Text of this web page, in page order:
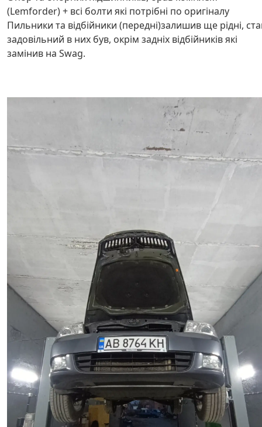
(Lemforder) + всі болти які потрібні по оригіналу
Пильники та відбійники (передні)залишив ще рідні,
задовільний в них був, окрім задніх відбійників які
замінив на Swag.